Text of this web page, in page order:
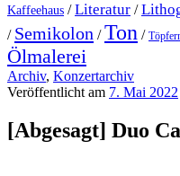
Kaffeehaus /Literatur /
/ Semikolon /Ton /
Ölmalerei
Archiv, Konzertarchiv
Veröffentlicht am 7. Mai 2022
[Abgesagt] Duo